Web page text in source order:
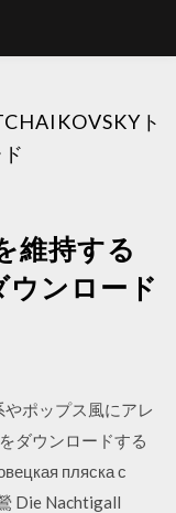
ト
維持する
ンロード
ポップス風にアレ
ダウンロードする
пляска с
Die Nachtigall